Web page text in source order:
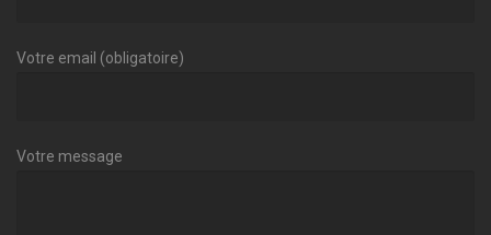
Votre email (obligatoire)
Votre message